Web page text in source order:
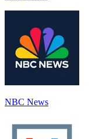
NBC News